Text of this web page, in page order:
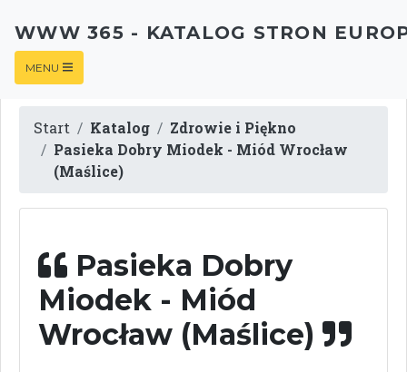
WWW 365 - KATALOG STRON
MENU
Start Katalog
Zdrowie i Piękno
Pasieka Dobry Miodek - Miód Wrocław
(Maślice)
Pasieka Dobry
Miodek - Miód
Wrocław (Maślice)